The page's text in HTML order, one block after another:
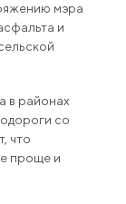
мэра
и
в районах
со
что
проще и